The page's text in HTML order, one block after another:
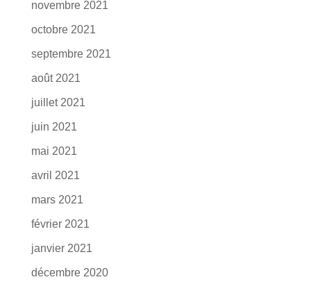
novembre 2021
octobre 2021
septembre 2021
août 2021
juillet 2021
juin 2021
mai 2021
avril 2021
mars 2021
février 2021
janvier 2021
décembre 2020